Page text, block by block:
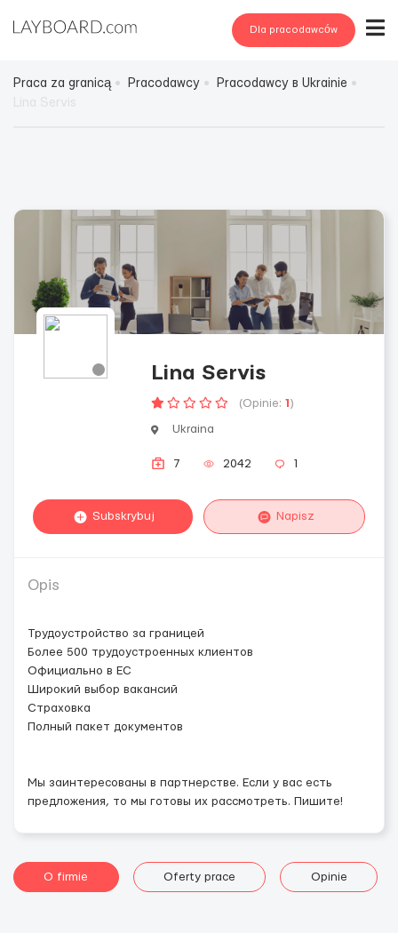
Dla pracodawców
Praca za granicą Pracodawcy
Pracodawcy в Ukrainie
Lina Servis
(Opinie: 1 )
Ukraina
7 2042 1
Subskrybuj Napisz
Opis
Трудоустройство за границей
Более 500 трудоустроенных клиентов
Официально в ЕС
Широкий выбор вакансий
Страховка
Полный пакет документов
Мы заинтересованы в партнерстве. Если у вас есть
предложения, то мы готовы их рассмотреть. Пишите!
O firmie Oferty prace Opinie